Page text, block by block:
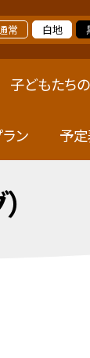
常 白地
子どもたち
ン 予